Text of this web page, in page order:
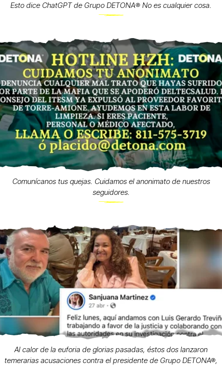
Esto dice ChatGPT de Grupo DETONA®️ No es cualquier cosa.
Comunícanos tus quejas. Cuidamos el anonimato de nuestros
seguidores.
Al calor de la euforia de glorias pasadas, éstos dos lanzaron
temerarias acusaciones contra el presidente de Grupo DETONA®,